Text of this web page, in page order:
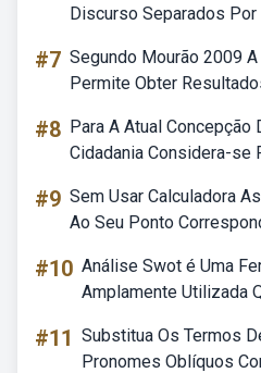
Discurso Separados
#7 Segundo Mourão 2009
Permite Obter
#8 Para A Atual Concepção
Cidadania Considera-se
#9 Sem Usar Calculadora
Ao Seu Ponto
#10 Análise Swot é Uma
Amplamente Utilizada
#11 Substitua Os Termos
Pronomes Oblíquos